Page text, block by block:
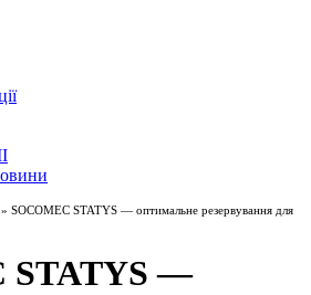
» SOCOMEC STATYS — оптимальне резервування для
STATYS —